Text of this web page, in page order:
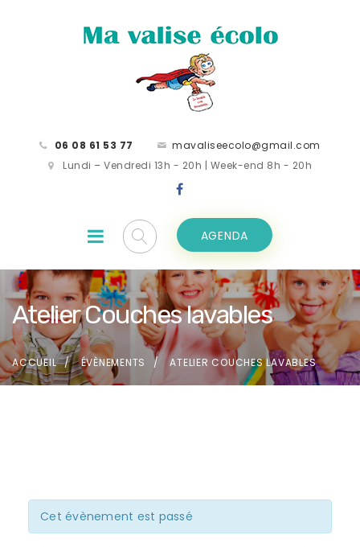
06 08 61 53 77
mavaliseecolo@gmail.com
Lundi – Vendredi 13h - 20h | Week-end 8h - 20h
AGENDA
Atelier Couches lavables
ACCUEIL ÉVÈNEMENTS ATELIER COUCHES LAVABLES
Cet évènement est passé